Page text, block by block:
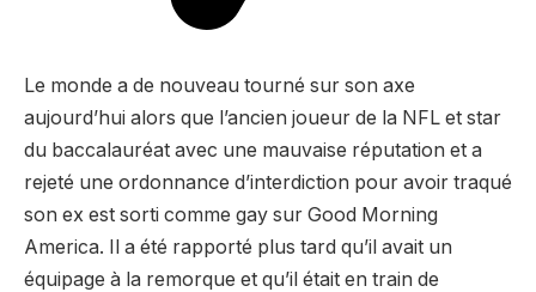
Le monde a de nouveau tourné sur son axe
aujourd’hui alors que l’ancien joueur de la NFL et star
du baccalauréat avec une mauvaise réputation et a
rejeté une ordonnance d’interdiction pour avoir traqué
son ex est sorti comme gay sur Good Morning
America. Il a été rapporté plus tard qu’il avait un
équipage à la remorque et qu’il était en train de